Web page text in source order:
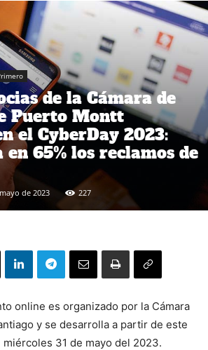
de la Cámara de
Puerto Montt
el CyberDay 2023:
65% los reclamos de
de 2023 227
online es organizado por la Cámara
y se desarrolla a partir de este
31 de mayo del 2023.